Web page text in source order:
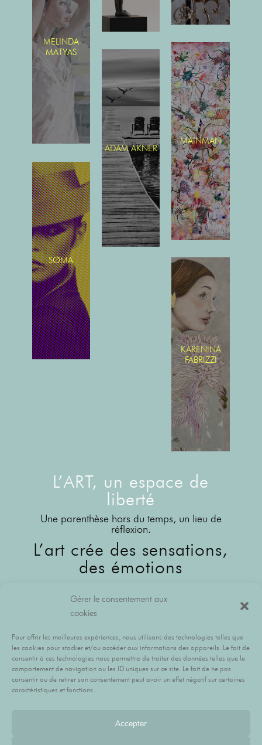
Gérer le consentement aux
cookies
Pour offrir les meilleures expériences, nous utilisons des technologies telles que
les cookies pour stocker et/ou accéder aux informations des appareils. Le fait de
consentir à ces technologies nous permettra de traiter des données telles que le
comportement de navigation ou les ID uniques sur ce site. Le fait de ne pas
consentir ou de retirer son consentement peut avoir un effet négatif sur certaines
caractéristiques et fonctions.
Accepter
MELINDA
MATYAS
SØMA
ADAM AKNER
MAINMAN
KARENINA
FABRIZZI
L’ART, un espace de
liberté
Une parenthèse hors du temps, un lieu de
réflexion.
L’art crée des sensations,
des émotions
traverse le temps
l’ESPOIR… rassure.
L’art rassemble.
Les artistes dédient leur vie à
fruit de toute une réflexion